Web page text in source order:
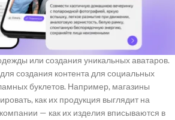
новую функцию в своей нейросети
создавать изображения, комбинируя
новшество доступно в чате с «Алисой AI» и
для создания селфи с известными
или создания уникальных аватаров.
создания контента для социальных
буклетов. Например, магазины
как их продукция выглядит на
— как их изделия вписываются в